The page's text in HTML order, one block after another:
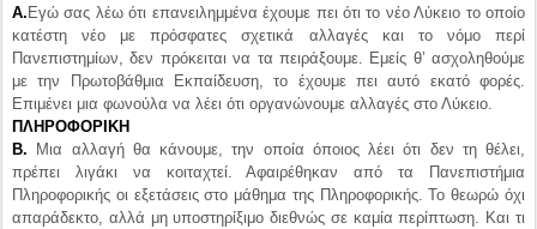
Β. Μια αλλαγή θα κάνουμε, την οποία όποιος λέει ότι δεν τη θέλει,
πρέπει λιγάκι να κοιταχτεί. Αφαιρέθηκαν από τα Πανεπιστήμια
Πληροφορικής οι εξετάσεις στο μάθημα της Πληροφορικής. Το θεωρώ όχι
απαράδεκτο, αλλά μη υποστηρίξιμο διεθνώς σε καμία περίπτωση. Και τι
λέμε: Η Χημεία στους χημικούς, σ’ αυτούς που έχουν αυτό τον
προσανατολισμό σπουδών και η Πληροφορική σ’ αυτούς που έχουν
προσανατολισμό σπουδών στην Πληροφορική.
Γ.Το να θεωρεί κανείς την Πληροφορική ως μέσο και όχι ως επιστήμη,
είναι ανόητο. Μπορεί εσείς κι εγώ κύριοι να χρησιμοποιούμε τον
υπολογιστή για να κάνουμε τη δουλειά μας. Για να μπορέσω εγώ κι εσείς